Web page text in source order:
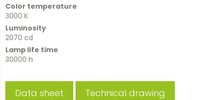
Color temperature
3000 K
Luminosity
2070 cd
Lamp life time
30000 h
Data sheet Technical drawing